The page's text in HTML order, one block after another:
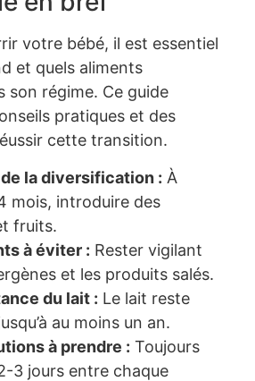
votre bébé, il est essentiel
et quels aliments
son régime. Ce guide
pratiques et des
cette transition.
la diversification : À
mois, introduire des
fruits.
à éviter : Rester vigilant
et les produits salés.
du lait : Le lait reste
au moins un an.
à prendre : Toujours
3 jours entre chaque